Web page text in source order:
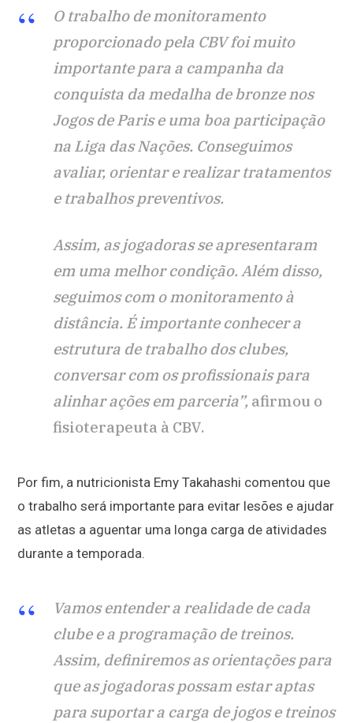
O trabalho de monitoramento
proporcionado pela CBV foi muito
importante para a campanha da
conquista da medalha de bronze nos
Jogos de Paris e uma boa participação
na Liga das Nações. Conseguimos
avaliar, orientar e realizar tratamentos
e trabalhos preventivos.
Assim, as jogadoras se apresentaram
em uma melhor condição. Além disso,
seguimos com o monitoramento à
distância. É importante conhecer a
estrutura de trabalho dos clubes,
conversar com os profissionais para
alinhar ações em parceria”, afirmou o
fisioterapeuta à CBV.
Por fim, a nutricionista Emy Takahashi comentou que
o trabalho será importante para evitar lesões e ajudar
as atletas a aguentar uma longa carga de atividades
durante a temporada.
Vamos entender a realidade de cada
clube e a programação de treinos.
Assim, definiremos as orientações para
que as jogadoras possam estar aptas
para suportar a carga de jogos e treinos